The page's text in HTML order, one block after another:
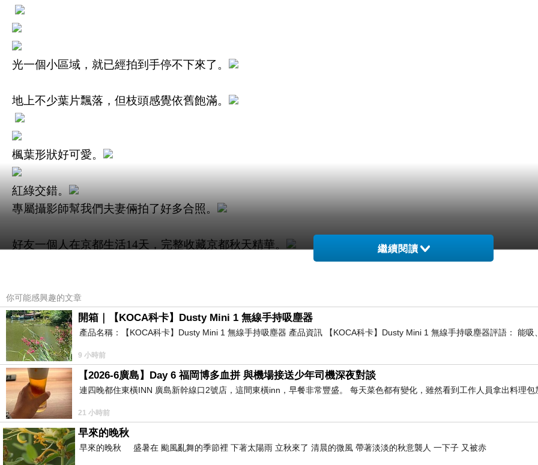
光一個小區域，就已經拍到手停不下來了。
地上不少葉片飄落，但枝頭感覺依舊飽滿。
楓葉形狀好可愛。
紅綠交錯。
專屬攝影師幫我們夫妻倆拍了好多合照。
好友一個人在京都生活14天，完整收藏京都秋天精華。
真如堂拝観無料，省下一碗拉麵錢，廟方誠意超感人。
紅得讓人瞠目結舌。
有一年來真如堂，只看到枯焦暗紅的葉片，完全沒料到，這趟旅行能在這裡被驚艷。
繼續閱讀
你可能感興趣的文章
開箱｜【KOCA科卡】Dusty Mini 1 無線手持吸塵器
產品名稱：【KOCA科卡】Dusty Mini 1 無線手持吸塵器 產品資訊 【KOCA科卡】Dusty Mini 1 無線手持吸塵器評語： 能吸
9 小時前
【2026-6廣島】Day 6 福岡博多血拼 與機場接送少年司機深夜對談
連四晚都住東橫INN 廣島新幹線口2號店，這間東橫inn，早餐非常豐盛。 每天菜色都有變化，雖然看到工作人員拿出料理包
21 小時前
早來的晚秋
早來的晚秋 盛暑在 颱風亂舞的季節裡 下著太陽雨 立秋來了 清晨的微風 帶著淡淡的秋意襲人 一下子 又被赤